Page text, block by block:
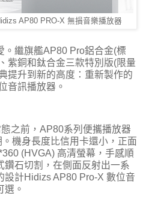
AP80 PRO-X 無損音樂播放器
。繼旗艦AP80 Pro鋁合金(標
紫銅和鈦合金三款特別版(限量
提升到新的高度：重新製作的
音訊播放器。
之前，AP80系列便攜播放器
機身長度比信用卡還小，正面
(HVGA) 高清螢幕，手感順
鑽石切割，在側面反射出一系
計Hidizs AP80 Pro-X 數位音
選。